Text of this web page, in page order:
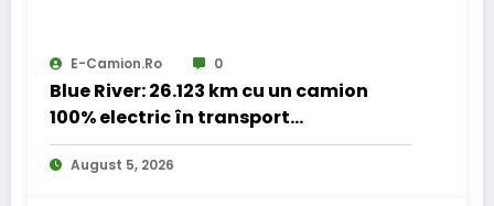
E-Camion.ro 0
Blue River: 26.123 km cu un camion
100% electric în transport
internațional
August 5, 2026